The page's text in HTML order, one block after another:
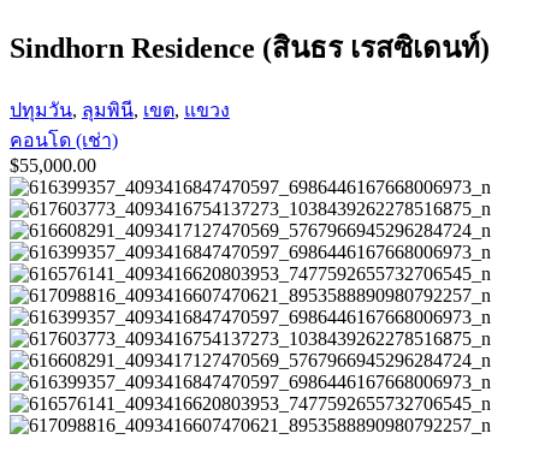
Sindhorn Residence (สินธร เรสซิเดนท์)
ปทุมวัน, ลุมพินี, เขต, แขวง
คอนโด (เช่า)
$55,000.00